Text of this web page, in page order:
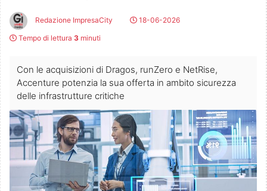
Redazione ImpresaCity
18-06-2026
Tempo di lettura 3 minuti
Con le acquisizioni di Dragos, runZero e NetRise,
Accenture potenzia la sua offerta in ambito sicurezza
delle infrastrutture critiche